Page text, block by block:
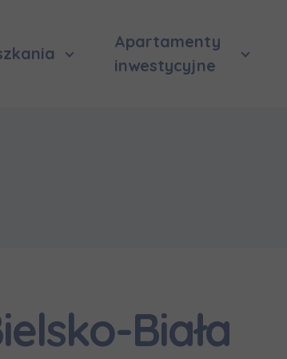
Apartamenty
inwestycyjne
Biała